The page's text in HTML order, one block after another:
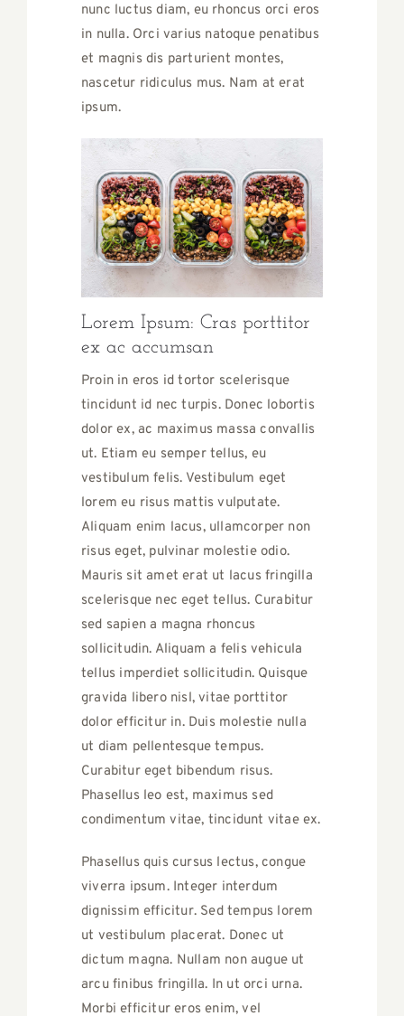
nunc luctus diam, eu rhoncus orci eros
in nulla. Orci varius natoque penatibus
et magnis dis parturient montes,
nascetur ridiculus mus. Nam at erat
ipsum.
Lorem Ipsum: Cras porttitor
ex ac accumsan
Proin in eros id tortor scelerisque
tincidunt id nec turpis. Donec lobortis
dolor ex, ac maximus massa convallis
ut. Etiam eu semper tellus, eu
vestibulum felis. Vestibulum eget
lorem eu risus mattis vulputate.
Aliquam enim lacus, ullamcorper non
risus eget, pulvinar molestie odio.
Mauris sit amet erat ut lacus fringilla
scelerisque nec eget tellus. Curabitur
sed sapien a magna rhoncus
sollicitudin. Aliquam a felis vehicula
tellus imperdiet sollicitudin. Quisque
gravida libero nisl, vitae porttitor
dolor efficitur in. Duis molestie nulla
ut diam pellentesque tempus.
Curabitur eget bibendum risus.
Phasellus leo est, maximus sed
condimentum vitae, tincidunt vitae ex.
Phasellus quis cursus lectus, congue
viverra ipsum. Integer interdum
dignissim efficitur. Sed tempus lorem
ut vestibulum placerat. Donec ut
dictum magna. Nullam non augue ut
arcu finibus fringilla. In ut orci urna.
Morbi efficitur eros enim, vel